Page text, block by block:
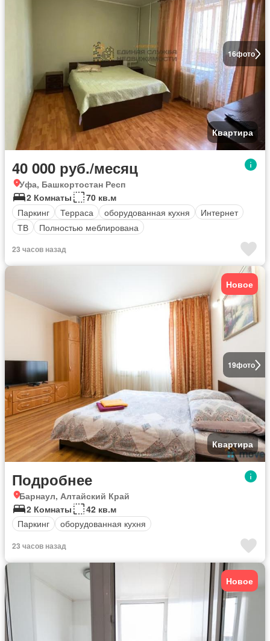
16фото
Квартира
40 000 руб./месяц
Уфа, Башкортостан Респ
2 Комнаты
70 кв.м
Паркинг
Терраса оборудованная кухня
Интернет
ТВ
Полностью меблирована
23 часов назад
19фото
Новое
Квартира
Подробнее
Барнаул, Алтайский Край
2 Комнаты
42 кв.м
Паркинг
оборудованная кухня
23 часов назад
Новое